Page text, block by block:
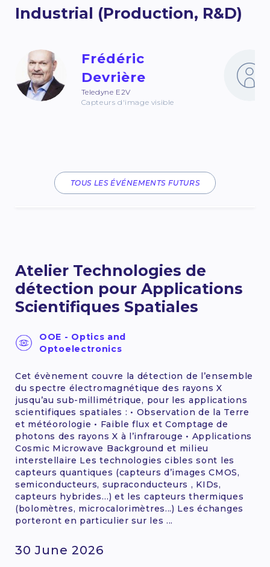
Industrial (Production, R&D)
Frédéric
Devrière
Teledyne E2V
Capteurs d'image visible
TOUS LES ÉVÉNEMENTS FUTURS
30 June 2026
Atelier Technologies de
détection pour Applications
Scientifiques Spatiales
OOE - Optics and
Optoelectronics
Cet évènement couvre la détection de l’ensemble
du spectre électromagnétique des rayons X
jusqu’au sub-millimétrique, pour les applications
scientifiques spatiales : • Observation de la Terre
et météorologie • Faible flux et Comptage de
photons des rayons X à l’infrarouge • Applications
Cosmic Microwave Background et milieu
interstellaire Les technologies cibles sont les
capteurs quantiques (capteurs d’images CMOS,
semiconducteurs, supraconducteurs , KIDs,
capteurs hybrides…) et les capteurs thermiques
(bolomètres, microcalorimètres...) Les échanges
porteront en particulier sur les ...